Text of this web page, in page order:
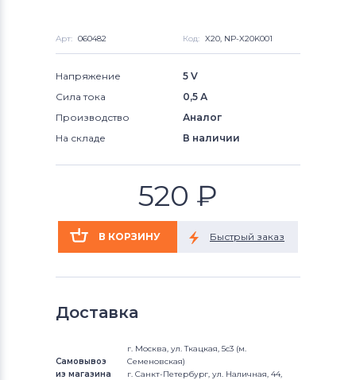
Арт: 060482 Код: X20, NP-X20K001
Напряжение
5 V
Сила тока
0,5 А
Производство
Аналог
На складе
В наличии
520 ₽
Доставка
Самовывоз
из магазина
г. Москва, ул. Ткацкая, 5с3 (м.
Семеновская)
г. Санкт-Петербург, ул. Наличная, 44,